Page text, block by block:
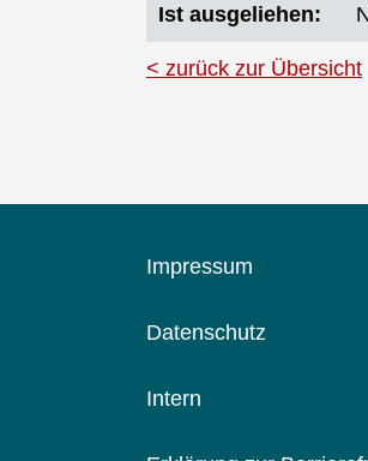
Ist ausgeliehen
zurück zur Übersicht
Impressum
Datenschutz
Intern